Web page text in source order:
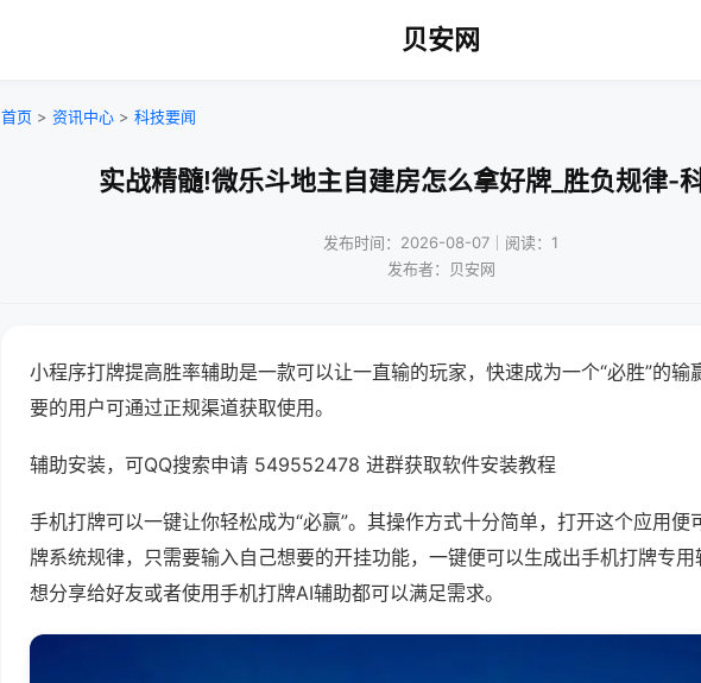
贝安网
首页 > 资讯中心 > 科技要闻
实战精髓!微乐斗地主自建房怎么拿好牌_胜负规律-
发布时间：2026-08-07｜阅读：1
发布者：贝安网
小程序打牌提高胜率辅助是一款可以让一直输的玩家，快速成为一个“必胜”的输
要的用户可通过正规渠道获取使用。
辅助安装，可QQ搜索申请 549552478 进群获取软件安装教程
手机打牌可以一键让你轻松成为“必赢”。其操作方式十分简单，打开这个应用便
牌系统规律，只需要输入自己想要的开挂功能，一键便可以生成出手机打牌专
想分享给好友或者使用手机打牌AI辅助都可以满足需求。